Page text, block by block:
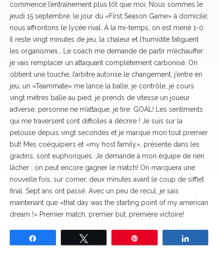
commencé l’entraînement plus tôt que moi. Nous sommes le
jeudi 15 septembre, le jour du «First Season Game» à domicile;
nous affrontons le lycée rival. À la mi-temps, on est mené 1-0.
Il reste vingt minutes de jeu, la chaleur et l’humidité fatiguent
les organismes… Le coach me demande de partir m’échauffer:
je vais remplacer un attaquant complètement carbonisé. On
obtient une touche, l’arbitre autorise le changement, j’entre en
jeu, un «Teammate» me lance la balle, je contrôle, je cours
vingt mètres balle au pied, je prends de vitesse un joueur
adverse, personne ne m’attaque, je tire: GOAL! Les sentiments
qui me traversent sont difficiles à décrire ! Je suis sur la
pelouse depuis vingt secondes et je marque mon tout premier
but! Mes coéquipiers et «my host family», présente dans les
gradins, sont euphoriques. Je demande à mon équipe de rien
lâcher : on peut encore gagner le match! On marquera une
nouvelle fois, sur corner, deux minutes avant le coup de sifflet
final. Sept ans ont passé. Avec un peu de recul, je sais
maintenant que «that day was the starting point of my american
dream !» Premier match, premier but, première victoire!